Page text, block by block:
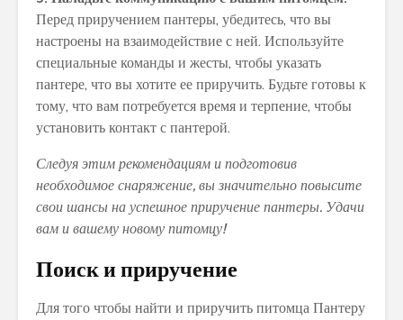
Перед приручением пантеры, убедитесь, что вы
настроены на взаимодействие с ней. Используйте
специальные команды и жесты, чтобы указать
пантере, что вы хотите ее приручить. Будьте готовы к
тому, что вам потребуется время и терпение, чтобы
установить контакт с пантерой.
Следуя этим рекомендациям и подготовив
необходимое снаряжение, вы значительно повысите
свои шансы на успешное приручение пантеры. Удачи
вам и вашему новому питомцу!
Поиск и приручение
Для того чтобы найти и приручить питомца Пантеру